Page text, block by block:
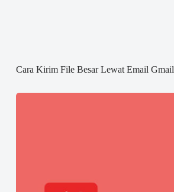
Cara Kirim File Besar Lewat Email Gmail